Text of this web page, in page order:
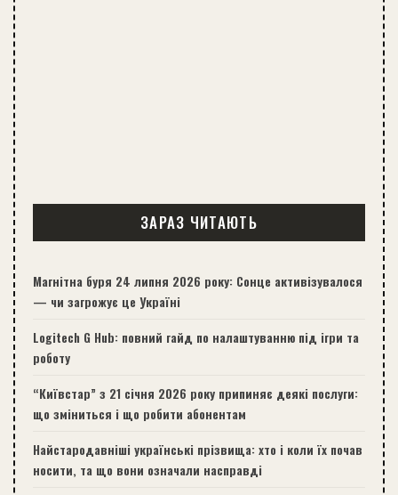
ЗАРАЗ ЧИТАЮТЬ
Магнітна буря 24 липня 2026 року: Сонце активізувалося
— чи загрожує це Україні
Logitech G Hub: повний гайд по налаштуванню під ігри та
роботу
“Київстар” з 21 січня 2026 року припиняє деякі послуги:
що зміниться і що робити абонентам
Найстародавніші українські прізвища: хто і коли їх почав
носити, та що вони означали насправді